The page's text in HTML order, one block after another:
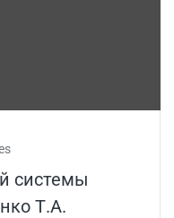
системы
Т.А.